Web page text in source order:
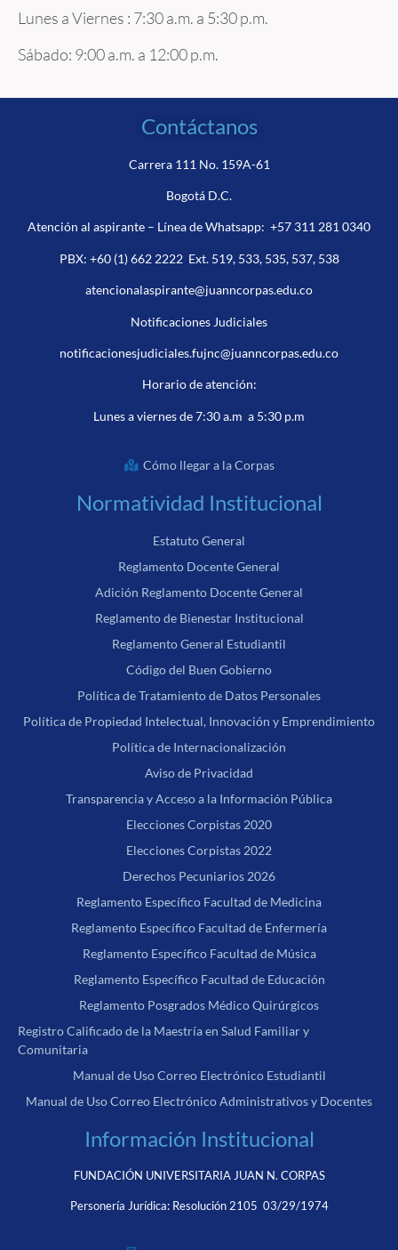
Lunes a Viernes : 7:30 a.m. a 5:30 p.m.
Sábado: 9:00 a.m. a 12:00 p.m.
Contáctanos
Carrera 111 No. 159A-61
Bogotá D.C.
Atención al aspirante – Línea de Whatsapp: +57 311 281 0340
PBX: +60 (1) 662 2222Ext. 519, 533, 535, 537, 538
atencionalaspirante@juanncorpas.edu.co
Notificaciones Judiciales
notificacionesjudiciales.fujnc@juanncorpas.edu.co
Horario de atención:
Lunes a viernes de 7:30 a.m a 5:30 p.m
Cómo llegar a la Corpas
Normatividad Institucional
Estatuto General
Reglamento Docente General
Adición Reglamento Docente General
Reglamento de Bienestar Institucional
Reglamento General Estudiantil
Código del Buen Gobierno
Política de Tratamiento de Datos Personales
Política de Propiedad Intelectual, Innovación y Emprendimiento
Política de Internacionalización
Aviso de Privacidad
Transparencia y Acceso a la Información Pública
Elecciones Corpistas 2020
Elecciones Corpistas 2022
Derechos Pecuniarios 2026
Reglamento Específico Facultad de Medicina
Reglamento Específico Facultad de Enfermería
Reglamento Específico Facultad de Música
Reglamento Específico Facultad de Educación
Reglamento Posgrados Médico Quirúrgicos
Registro Calificado de la Maestría en Salud Familiar y
Comunitaria
Manual de Uso Correo Electrónico Estudiantil
Manual de Uso Correo Electrónico Administrativos y Docentes
Información Institucional
FUNDACIÓN UNIVERSITARIA JUAN N. CORPAS
Personería Jurídica: Resolución 2105 03/29/1974